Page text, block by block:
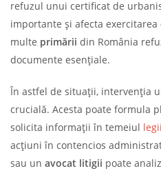
refuzul unui certificat de
importante și afecta exercitarea
multe primării din România
documente esențiale.
În astfel de situații, intervenția
crucială. Acesta poate formula
solicita informații în temeiul
acțiuni în contencios
sau un avocat litigii poate